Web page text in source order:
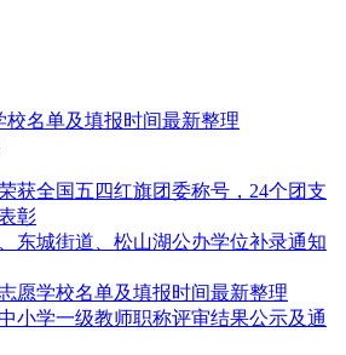
校名单及填报时间最新整理
获全国五四红旗团委称号，24个团支
彰
东城街道、松山湖公办学位补录通知
愿学校名单及填报时间最新整理
小学一级教师职称评审结果公示及通